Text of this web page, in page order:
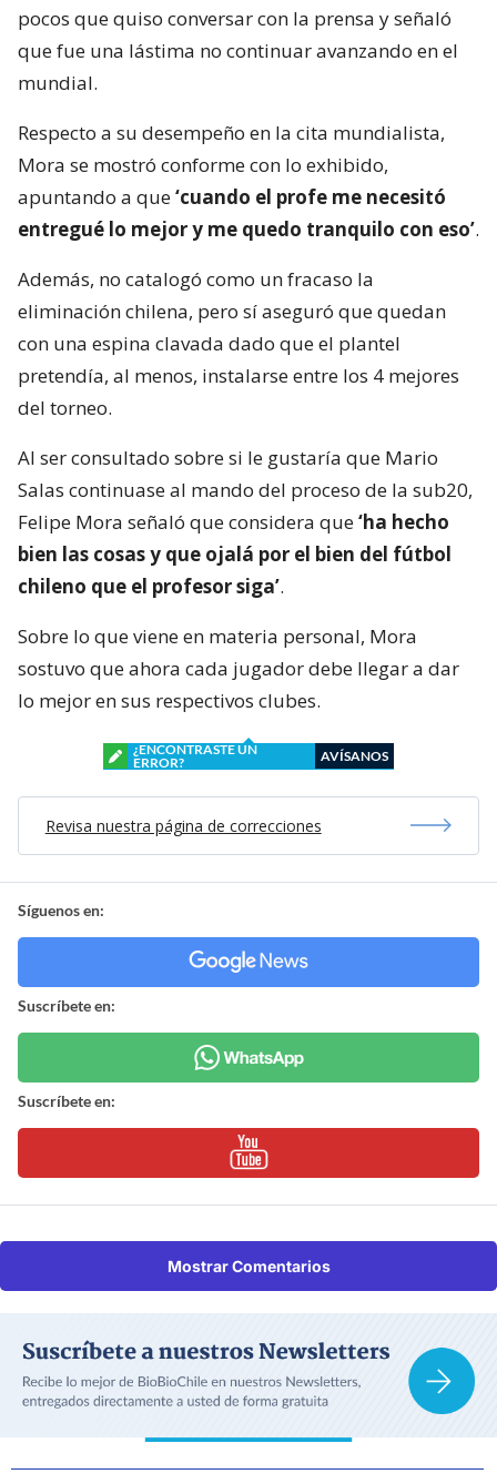
pocos que quiso conversar con la prensa y señaló
que fue una lástima no continuar avanzando en el
mundial.
Respecto a su desempeño en la cita mundialista,
Mora se mostró conforme con lo exhibido,
apuntando a que‘cuando el profe me necesitó
entregué lo mejor y me quedo tranquilo con eso’.
Además, no catalogó como un fracaso la
eliminación chilena, pero sí aseguró que quedan
con una espina clavada dado que el plantel
pretendía, al menos, instalarse entre los 4 mejores
del torneo.
Al ser consultado sobre si le gustaría que Mario
Salas continuase al mando del proceso de la sub20,
Felipe Mora señaló que considera que‘ha hecho
bien las cosas y que ojalá por el bien del fútbol
chileno que el profesor siga’.
Sobre lo que viene en materia personal, Mora
sostuvo que ahora cada jugador debe llegar a dar
lo mejor en sus respectivos clubes.
¿ENCONTRASTE UN
ERROR?
AVÍSANOS
Revisa nuestra página de correcciones
Síguenos en:
Suscríbete en:
Suscríbete en:
Mostrar Comentarios